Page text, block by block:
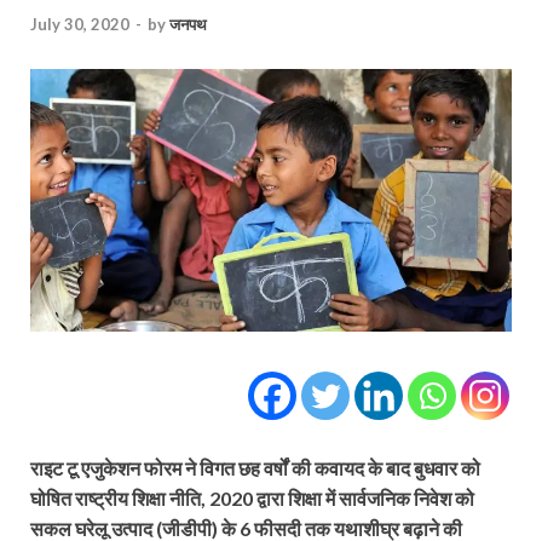
July 30, 2020 - byजनपथ
राइट टू एजुकेशन फोरम ने विगत छह वर्षों की कवायद के बाद बुधवार को
घोषित राष्ट्रीय शिक्षा नीति, 2020 द्वारा शिक्षा में सार्वजनिक निवेश को
सकल घरेलू उत्पाद (जीडीपी) के 6 फीसदी तक यथाशीघ्र बढ़ाने की